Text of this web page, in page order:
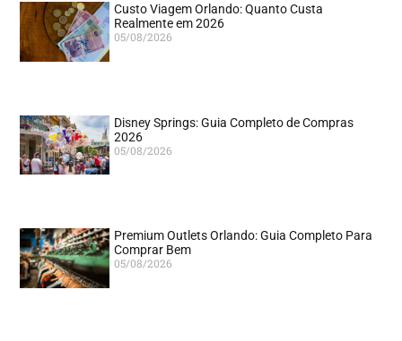
Custo Viagem Orlando: Quanto Custa
Realmente em 2026
05/08/2026
Disney Springs: Guia Completo de Compras
2026
05/08/2026
Premium Outlets Orlando: Guia Completo Para
Comprar Bem
05/08/2026